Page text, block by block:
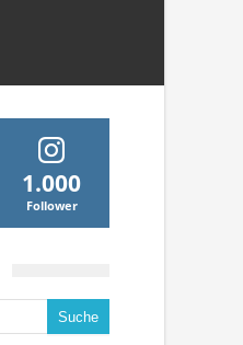
1.000
Follower